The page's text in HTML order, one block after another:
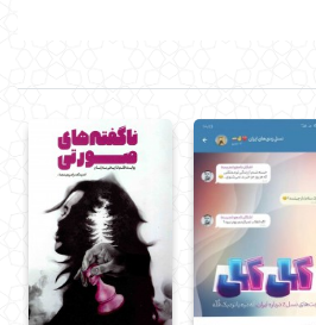
دوم کتاب، گزارشی اجمالی اما
صورت گرفته، این بخش برای
سال‌ها معطل مانده بودند، تا رشد
و تسویه بدهی‌ها، وضعیت کالاهای
در بهداشت و درمان، کشاورزی،
انرژی، و مبادلات تجاری. این
نگاهی مستدل به عملکرد این دوره